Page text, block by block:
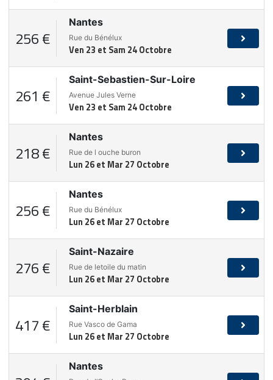
256 €
Nantes
Rue du Bénélux
Ven 23 et Sam 24 Octobre
261 €
Saint-Sebastien-Sur-Loire
Avenue Jules Verne
Ven 23 et Sam 24 Octobre
218 €
Nantes
Rue de l ouche buron
Lun 26 et Mar 27 Octobre
256 €
Nantes
Rue du Bénélux
Lun 26 et Mar 27 Octobre
276 €
Saint-Nazaire
Rue de letoile du matin
Lun 26 et Mar 27 Octobre
417 €
Saint-Herblain
Rue Vasco de Gama
Lun 26 et Mar 27 Octobre
Nantes